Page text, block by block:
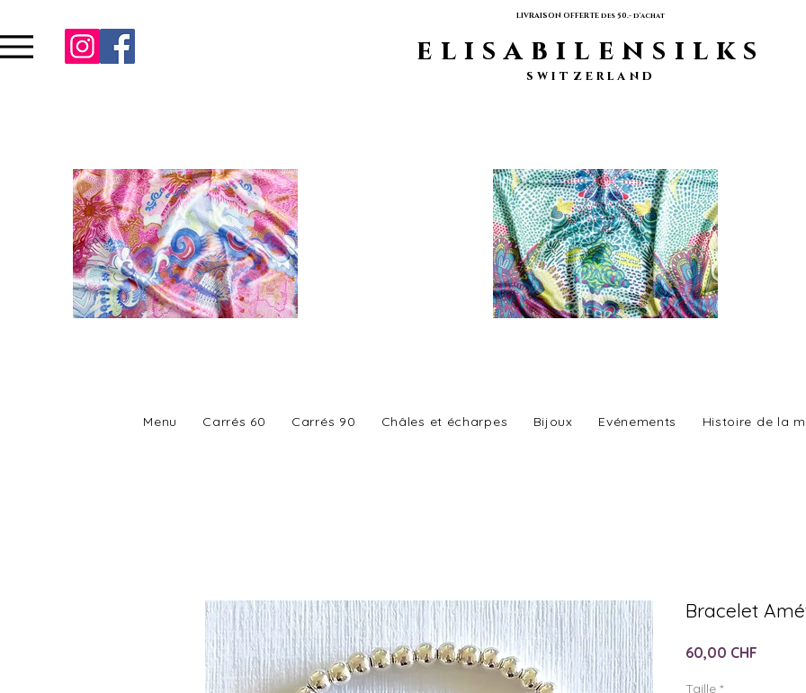
LIVRAISON OFFERTE des 50.- d'achat
elisabilensilks
switzerland
Menu Carrés 60 Carrés 90 Châles et écharpes Bijoux Evénements Histoire de la
Bracelet
60,00 CHF
Taille *